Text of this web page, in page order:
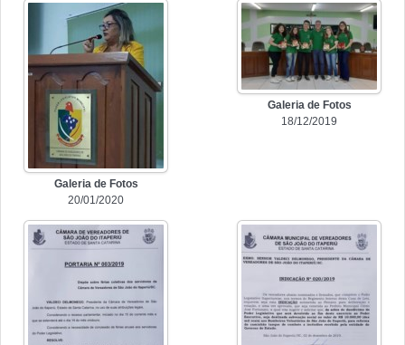
Galeria de Fotos
20/01/2020
Galeria de Fotos
18/12/2019